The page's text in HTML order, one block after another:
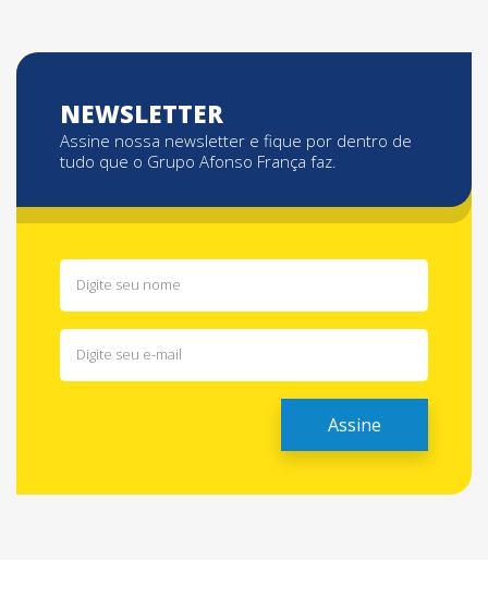
NEWSLETTER
Assine nossa newsletter e fique por dentro de
tudo que o Grupo Afonso França faz.